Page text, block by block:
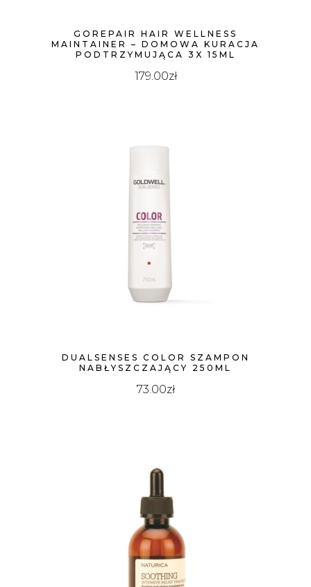
GOREPAIR HAIR WELLNESS
MAINTAINER – DOMOWA KURACJA
PODTRZYMUJĄCA 3X 15ML
179.00zł
DUALSENSES COLOR SZAMPON
NABŁYSZCZAJĄCY 250ML
73.00zł